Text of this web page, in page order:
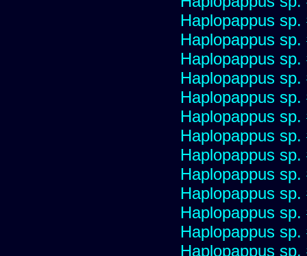
Haplopappus sp.
Haplopappus sp.
Haplopappus sp.
Haplopappus sp.
Haplopappus sp.
Haplopappus sp.
Haplopappus sp.
Haplopappus sp.
Haplopappus sp.
Haplopappus sp.
Haplopappus sp.
Haplopappus sp.
Haplopappus sp.